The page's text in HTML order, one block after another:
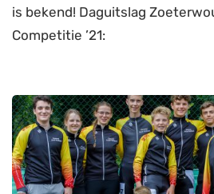
is bekend! Daguitslag
Competitie ’21: